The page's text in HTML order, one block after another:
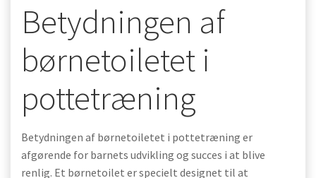
Betydningen af
børnetoiletet i
pottetræning
Betydningen af børnetoiletet i pottetræning er
afgørende for barnets udvikling og succes i at blive
renlig. Et børnetoilet er specielt designet til at